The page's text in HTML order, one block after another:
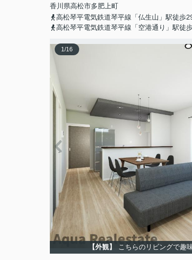
香川県高松市多肥上町
高松琴平電気鉄道琴平線「仏生山」駅徒歩
高松琴平電気鉄道琴平線「空港通り」駅徒
1/16
【外観】 こちらのリビングで趣